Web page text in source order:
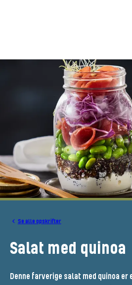
Se alle opskrifter
Salat med quinoa
Denne farverige salat med quinoa